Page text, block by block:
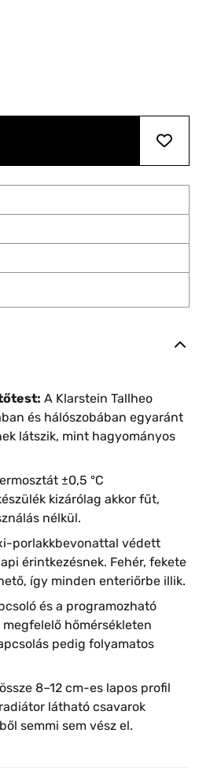
A Klarstein Tallheo
és hálószobában egyaránt
látszik, mint hagyományos
±0,5 °C
kizárólag akkor fűt,
nélkül.
porlakkbevonattal védett
érintkezésnek. Fehér, fekete
így minden enteriőrbe illik.
és a programozható
hőmérsékleten
pedig folyamatos
8–12 cm-es lapos profil
látható csavarok
semmi sem vész el.